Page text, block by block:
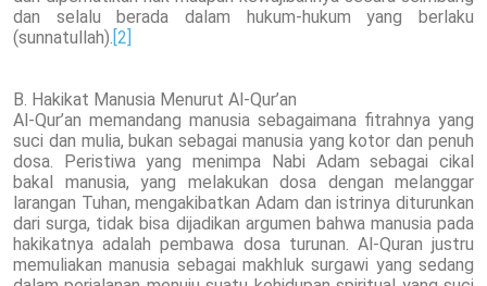
dan selalu berada dalam hukum-hukum yang berlaku
(sunnatullah). [2]
B. Hakikat Manusia Menurut Al-Qur’an
Al-Qur’an memandang manusia sebagaimana fitrahnya yang
suci dan mulia, bukan sebagai manusia yang kotor dan penuh
dosa. Peristiwa yang menimpa Nabi Adam sebagai cikal
bakal manusia, yang melakukan dosa dengan melanggar
larangan Tuhan, mengakibatkan Adam dan istrinya diturunkan
dari surga, tidak bisa dijadikan argumen bahwa manusia pada
hakikatnya adalah pembawa dosa turunan. Al-Quran justru
memuliakan manusia sebagai makhluk surgawi yang sedang